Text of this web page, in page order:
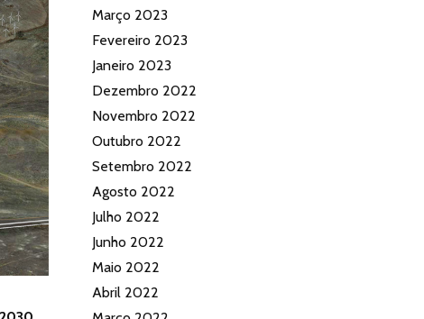
Março 2023
Fevereiro 2023
Janeiro 2023
Dezembro 2022
Novembro 2022
Outubro 2022
Setembro 2022
Agosto 2022
Julho 2022
Junho 2022
Maio 2022
Abril 2022